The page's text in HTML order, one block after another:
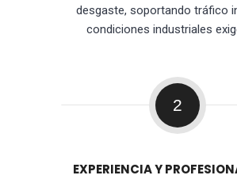
desgaste, soportando tráfico
condiciones industriales
2
EXPERIENCIA Y